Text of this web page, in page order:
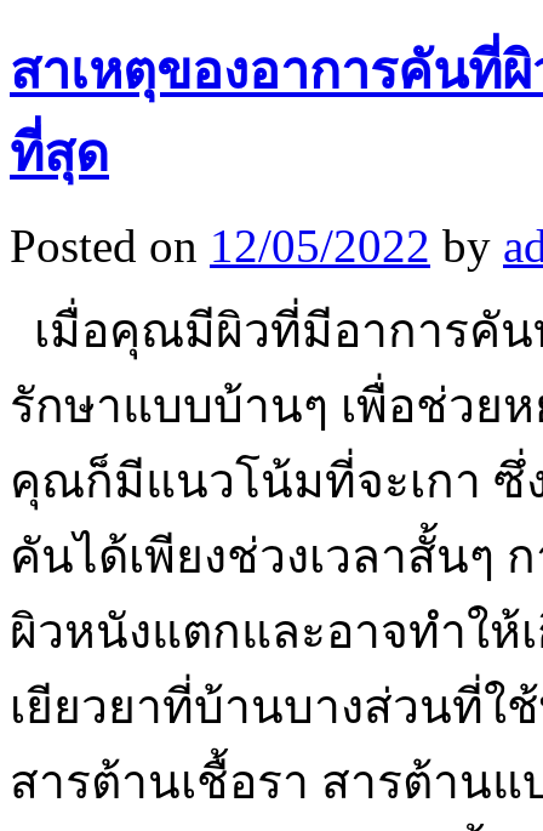
สาเหตุของอาการคันที่
ที่สุด
Posted on 12/05/2022 by
เมื่อคุณมีผิวที่มีอาการคั
รักษาแบบบ้านๆ เพื่อช่วย
คุณก็มีแนวโน้มที่จะเกา ซึ่
คันได้เพียงช่วงเวลาสั้นๆ
ผิวหนังแตกและอาจทำให้
เยียวยาที่บ้านบางส่วนที่
สารต้านเชื้อรา สารต้าน